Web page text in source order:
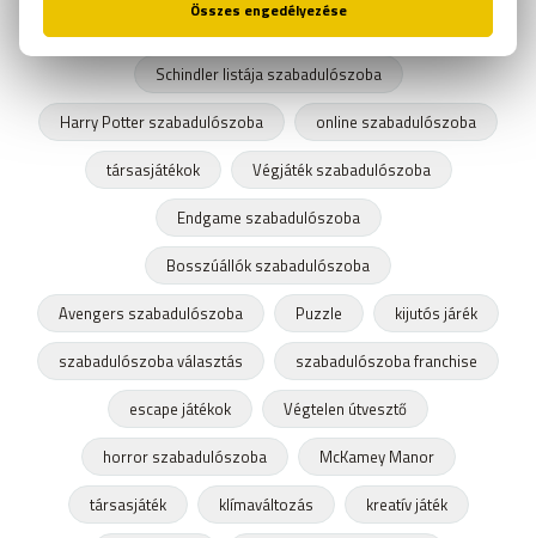
Schindler listája szabadulószoba
Harry Potter szabadulószoba
online szabadulószoba
társasjátékok
Végjáték szabadulószoba
Endgame szabadulószoba
Bosszúállók szabadulószoba
Avengers szabadulószoba
Puzzle
kijutós járék
szabadulószoba választás
szabadulószoba franchise
escape játékok
Végtelen útvesztő
horror szabadulószoba
McKamey Manor
társasjáték
klímaváltozás
kreatív játék